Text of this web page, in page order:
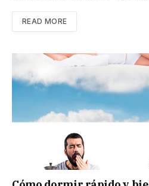
READ MORE